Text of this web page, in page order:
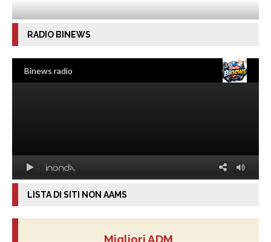
RADIO BINEWS
LISTA DI SITI NON AAMS
Migliori ADM